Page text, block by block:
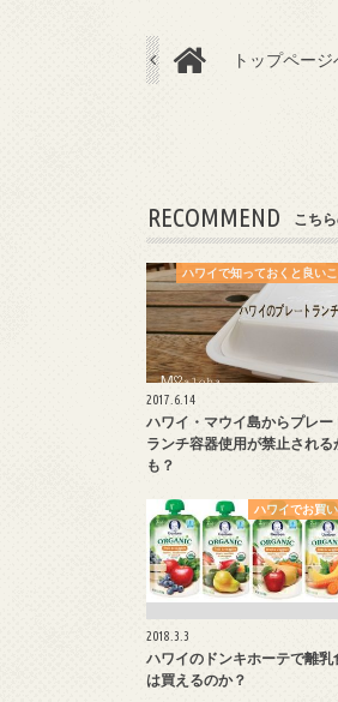
トップページ
RECOMMEND こち
ハワイで知っておくと良いこ
2017.6.14
ハワイ・マウイ島からプレー
ランチ容器使用が禁止される
も？
ハワイでお買
2018.3.3
ハワイのドンキホーテで離乳
は買えるのか？